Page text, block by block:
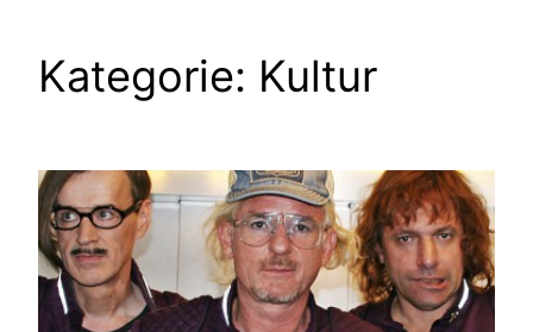
Kategorie: Kultur